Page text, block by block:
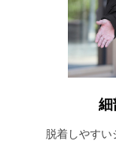
細
脱着しやす